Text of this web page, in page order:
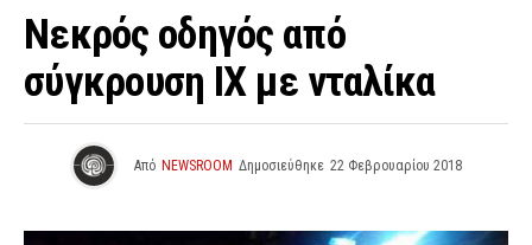
Νεκρός οδηγός από
σύγκρουση ΙΧ με νταλίκα
Από NEWSROOM Δημοσιεύθηκε 22 Φεβρουαρίου 2018